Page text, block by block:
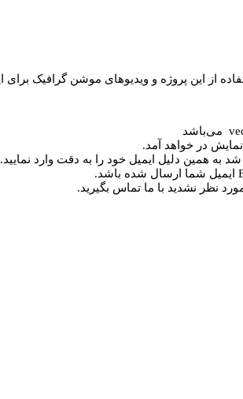
نمایش در خواهد آمد.
به همین دلیل ایمیل خود را به دقت وارد نمایید.
نظر نشدید با ما تماس بگیرید.